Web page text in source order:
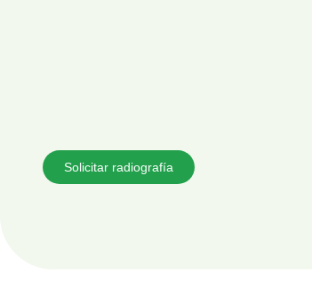
Solicitar radiografía